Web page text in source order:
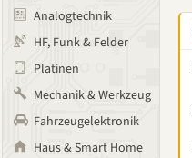
Analogtechnik
HF, Funk & Felder
Platinen
Mechanik & Werkzeug
Fahrzeugelektronik
Haus & Smart Home